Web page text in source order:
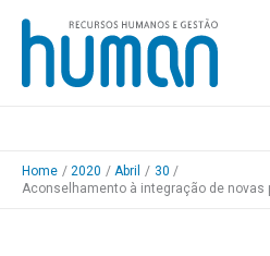
Skip
content
Home 2020 Abril
30
Aconselhamento à integração de novas